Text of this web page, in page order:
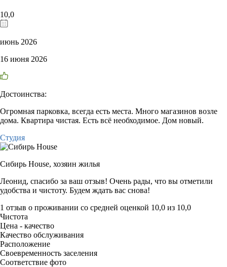
10,0
июнь 2026
16 июня 2026
Достоинства:
Огромная парковка, всегда есть места. Много магазинов возле
дома. Квартира чистая. Есть всё необходимое. Дом новый.
Студия
Сибирь House, хозяин жилья
Леонид, спасибо за ваш отзыв! Очень рады, что вы отметили
удобства и чистоту. Будем ждать вас снова!
1 отзыв о проживании со средней оценкой 10,0 из 10,0
Чистота
Цена - качество
Качество обслуживания
Расположение
Своевременность заселения
Соответствие фото